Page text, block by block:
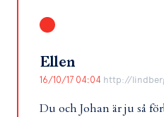
Ellen
16/10/17 04:04 http://
Du och Johan är ju så